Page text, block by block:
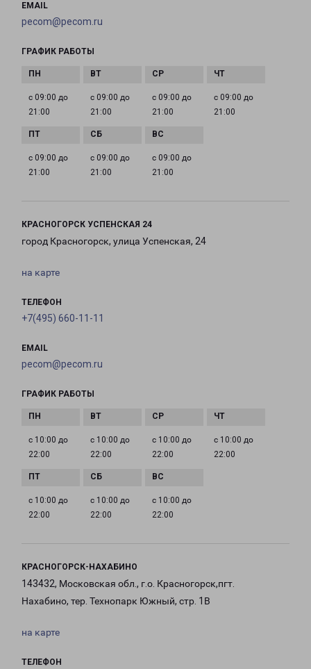
EMAIL
pecom@pecom.ru
ГРАФИК РАБОТЫ
с 09:00 до
21:00
с 09:00 до
21:00
с 09:00 до
21:00
с 09:00 до
21:00
с 09:00 до
21:00
с 09:00 до
21:00
с 09:00 до
21:00
КРАСНОГОРСК УСПЕНСКАЯ 24
город Красногорск, улица Успенская, 24
на карте
ТЕЛЕФОН
+7(495) 660-11-11
EMAIL
pecom@pecom.ru
ГРАФИК РАБОТЫ
с 10:00 до
22:00
с 10:00 до
22:00
с 10:00 до
22:00
с 10:00 до
22:00
с 10:00 до
22:00
с 10:00 до
22:00
с 10:00 до
22:00
КРАСНОГОРСК-НАХАБИНО
143432, Московская обл., г.о. Красногорск,пгт.
Нахабино, тер. Технопарк Южный, стр. 1В
на карте
ТЕЛЕФОН